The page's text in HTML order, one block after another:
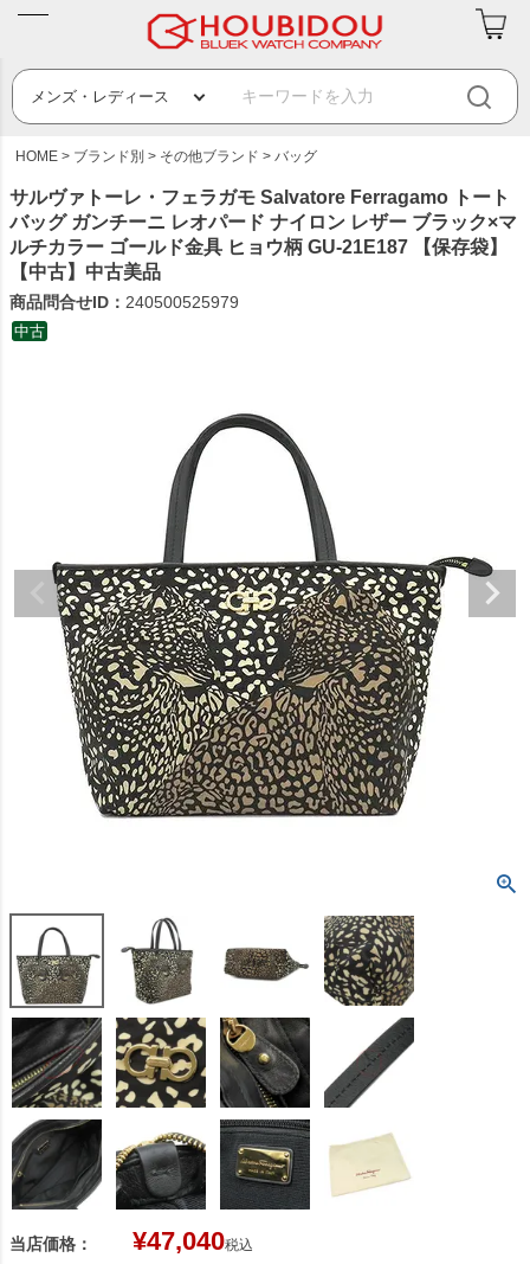
HOME ブランド別 その他ブランド バッグ
サルヴァトーレ・フェラガモ Salvatore Ferragamo トート
バッグ ガンチーニ レオパード ナイロン レザー ブラック×マ
ルチカラー ゴールド金具 ヒョウ柄 GU-21E187 【保存袋】
【中古】中古美品
商品問合せID： 240500525979
中古
当店価格： ¥47,040税込